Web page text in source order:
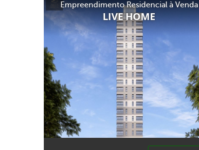
2,30m²
165,66m²
Centro - Chapecó
Empreendimento Residencial à Venda
LIVE HOME